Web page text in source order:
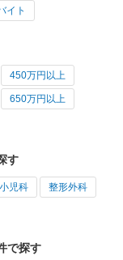
イト
450万円以上
650万円以上
す
小児科 整形外科
で探す